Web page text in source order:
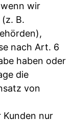
wir
B.
nach Art. 6
haben oder
die
von
Kunden nur